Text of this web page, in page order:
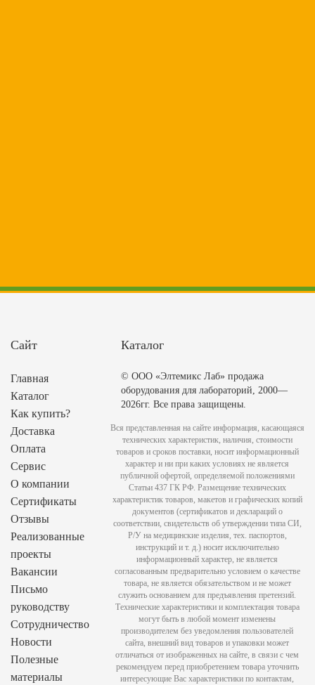
Сайт
Главная
Каталог
Как купить?
Доставка
Оплата
Сервис
О компании
Сертификаты
Отзывы
Реализованные
проекты
Вакансии
Письмо
руководству
Сотрудничество
Новости
Полезные
материалы
Каталог
© ООО «Элтемикс Лаб» продажа
оборудования для лабораторий, 2000—
2026гг. Все права защищены.
Вся представленная на сайте информация, касающаяся
технических характеристик, наличия, стоимости
товаров и сроков поставки, носит информационный
характер и ни при каких условиях не является
публичной офертой, определяемой положениями
Статьи 437 ГК РФ. Размещение технических
характеристик товаров, макетов и графических копий
документов (сертификатов и деклараций о
соответствии, свидетельств об утверждении типа СИ,
Р/У на медицинские изделия, тех. паспортов,
инструкций и т. д.) носит исключительно
информационный характер, не является
согласованным предварительно условием о качестве
товара, не является обязательством и не может
служить основанием для предъявления претензий.
Технические характеристики и комплектация товара
могут быть в любой момент изменены
производителем без уведомления пользователей
сайта, внешний вид товаров и упаковки может
отличаться от изображенных на сайте, в связи с чем
рекомендуем перед приобретением товара уточнить
интересующие Вас характеристики по контактам,